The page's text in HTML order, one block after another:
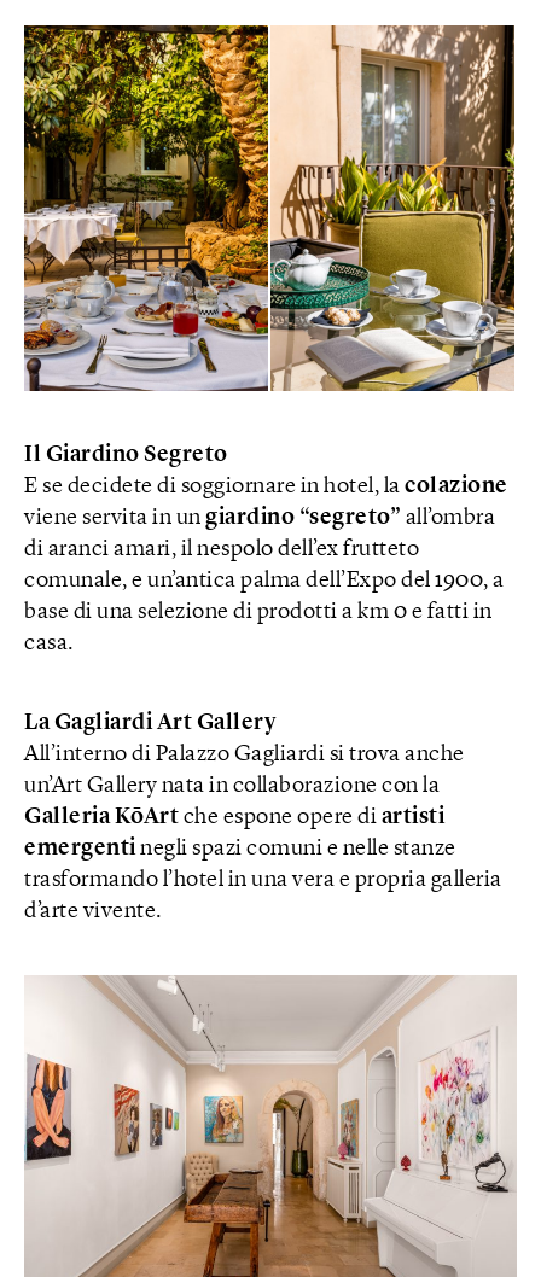
Il Giardino Segreto
E se decidete di soggiornare in hotel, la colazione
viene servita in un giardino “segreto” all’ombra
di aranci amari, il nespolo dell’ex frutteto
comunale, e un’antica palma dell’Expo del 1900, a
base di una selezione di prodotti a km 0 e fatti in
casa.
La Gagliardi Art Gallery
All’interno di Palazzo Gagliardi si trova anche
un’Art Gallery nata in collaborazione con la
Galleria KōArt che espone opere di artisti
emergentinegli spazi comuni e nelle stanze
trasformando l’hotel in una vera e propria galleria
d’arte vivente.